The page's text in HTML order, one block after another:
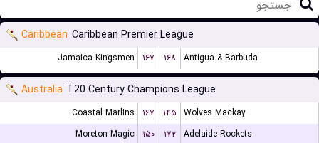
Caribbean Caribbean Premier League
Jamaica Kingsmen ۱۶۷ ۱۶۸ Antigua & Barbuda
Australia T20 Century Champions League
Coastal Marlins ۱۶۷ ۱۴۵ Wolves Mackay
Moreton Magic
۱۵۰ ۱۷۲ Adelaide Rockets